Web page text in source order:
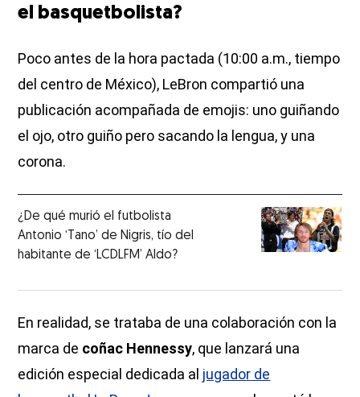
el basquetbolista?
Poco antes de la hora pactada (10:00 a.m., tiempo
del centro de México), LeBron compartió una
publicación acompañada de emojis: uno guiñando
el ojo, otro guiño pero sacando la lengua, y una
corona.
¿De qué murió el futbolista
Antonio ‘Tano’ de Nigris, tío del
habitante de ‘LCDLFM’ Aldo?
En realidad, se trataba de una colaboración con la
marca de coñac Hennessy, que lanzará una
edición especial dedicada al jugador de